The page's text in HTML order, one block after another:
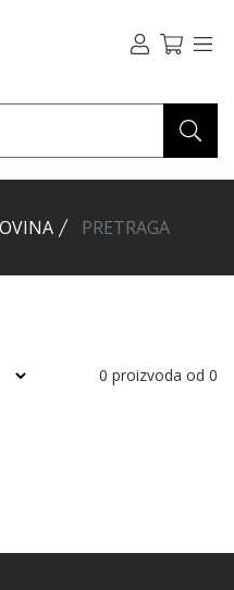
PRETRAGA
0 proizvoda od 0